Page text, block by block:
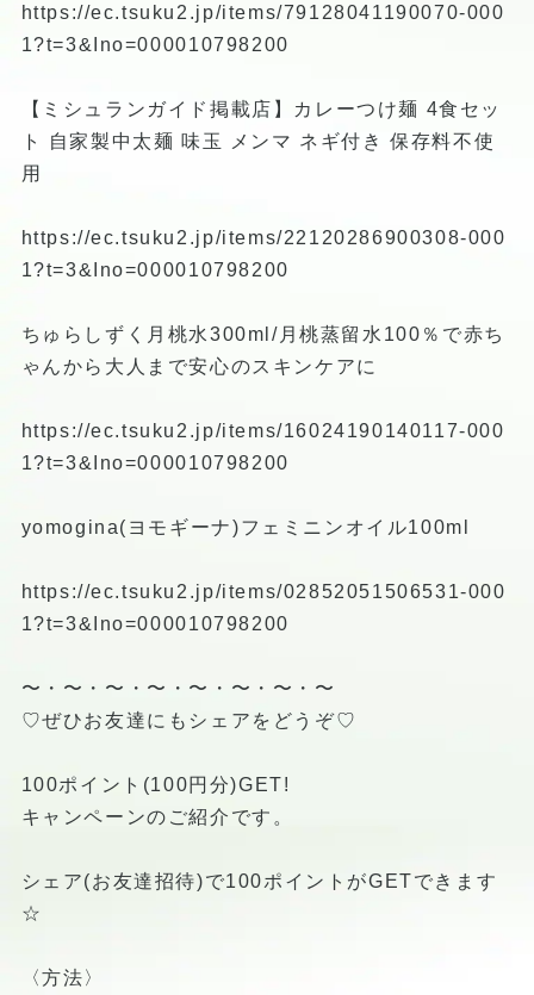
https://ec.tsuku2.jp/items/79128041190070-000
1?t=3&Ino=000010798200
【ミシュランガイド掲載店】カレーつけ麺 4食セッ
ト 自家製中太麺 味玉 メンマ ネギ付き 保存料不使
用
https://ec.tsuku2.jp/items/22120286900308-000
1?t=3&Ino=000010798200
ちゅらしずく月桃水300ml/月桃蒸留水100％で赤ち
ゃんから大人まで安心のスキンケアに
https://ec.tsuku2.jp/items/16024190140117-000
1?t=3&Ino=000010798200
yomogina(ヨモギーナ)フェミニンオイル100ml
https://ec.tsuku2.jp/items/02852051506531-000
1?t=3&Ino=000010798200
〜・〜・〜・〜・〜・〜・〜・〜
♡ぜひお友達にもシェアをどうぞ♡
100ポイント(100円分)GET!
キャンペーンのご紹介 です。
シェア(お友達招待)で100ポイントがGETできます
☆
〈方法〉